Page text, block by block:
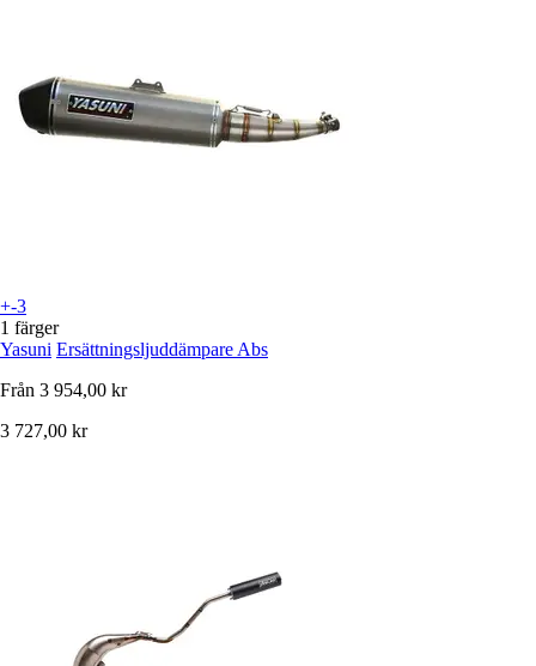
+-3
1 färger
Yasuni Ersättningsljuddämpare Abs
Från 3 954,00 kr
3 727,00 kr